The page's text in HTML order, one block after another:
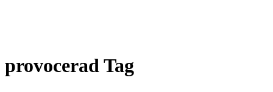
provocerad Tag